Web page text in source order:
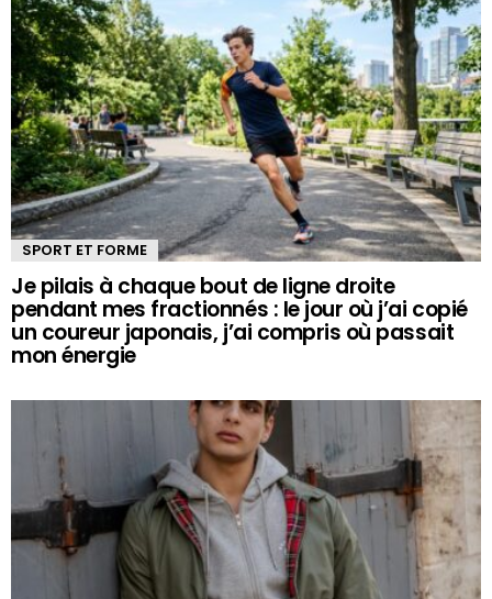
SPORT ET FORME
Je pilais à chaque bout de ligne droite
pendant mes fractionnés : le jour où j’ai copié
un coureur japonais, j’ai compris où passait
mon énergie